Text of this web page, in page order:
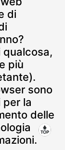
di
qualcosa,
più
sono
la
delle